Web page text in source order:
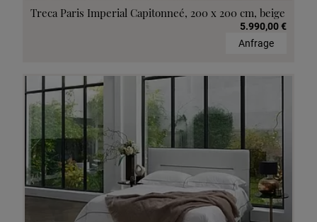
Treca Paris Imperial Capitonneé, 200 x 200 cm, beige
5.990,00 €
Anfrage